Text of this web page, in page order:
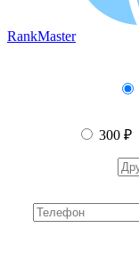
RankMaster
300 ₽